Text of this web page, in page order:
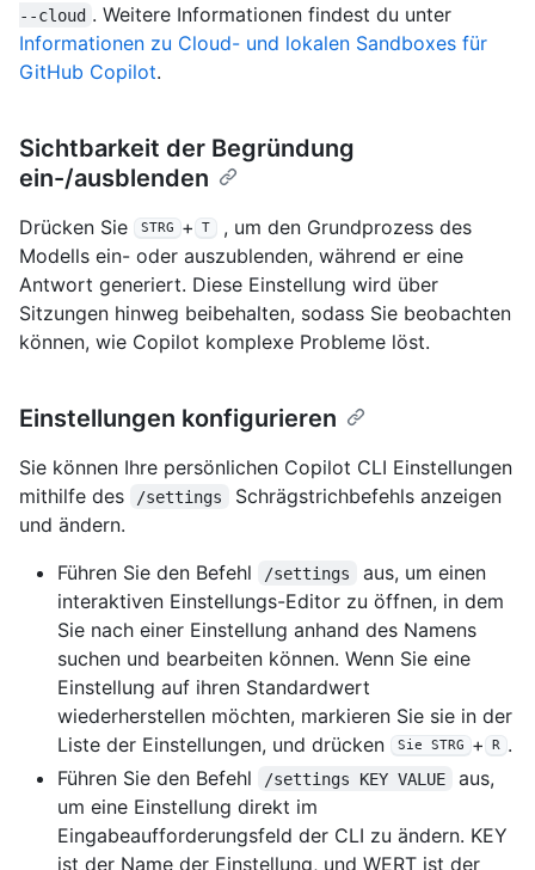
‑‑cloud . Weitere Informationen findest du unter
Informationen zu Cloud- und lokalen Sandboxes für
GitHub Copilot.
Sichtbarkeit der Begründung
ein-/ausblenden
Drücken Sie STRG + T
, um den Grundprozess des
Modells ein- oder auszublenden, während er eine
Antwort generiert. Diese Einstellung wird über
Sitzungen hinweg beibehalten, sodass Sie beobachten
können, wie Copilot komplexe Probleme löst.
Einstellungen konfigurieren
Sie können Ihre persönlichen Copilot CLI Einstellungen
mithilfe des
/settings
Schrägstrichbefehls anzeigen
und ändern.
Führen Sie den Befehl
/settings
aus, um einen
interaktiven Einstellungs-Editor zu öffnen, in dem
Sie nach einer Einstellung anhand des Namens
suchen und bearbeiten können. Wenn Sie eine
Einstellung auf ihren Standardwert
wiederherstellen möchten, markieren Sie sie in der
Liste der Einstellungen, und drücken
Sie STRG + R .
Führen Sie den Befehl
/settings KEY VALUE
aus,
um eine Einstellung direkt im
Eingabeaufforderungsfeld der CLI zu ändern. KEY
ist der Name der Einstellung, und WERT ist der